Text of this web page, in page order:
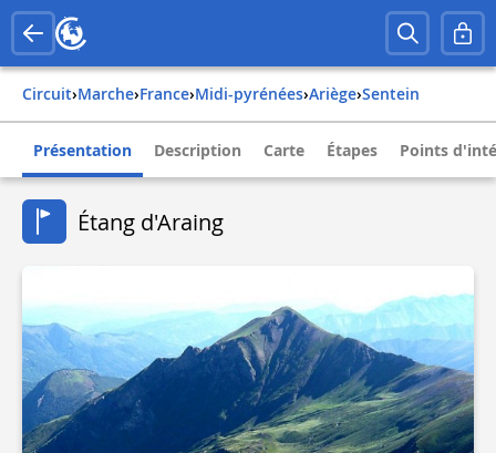
Circuit› Marche› france› midi-pyrénées› ariège› sentein
Présentation Description Carte Étapes Points
Étang d'Araing